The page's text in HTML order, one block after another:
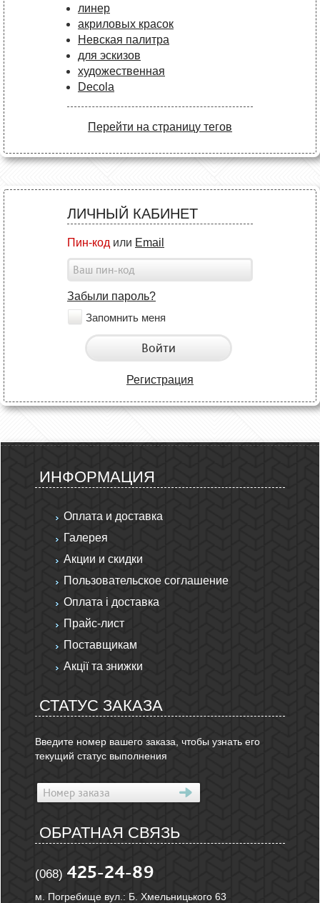
линер
акриловых красок
Невская палитра
для эскизов
художественная
Decola
Перейти на страницу тегов
ЛИЧНЫЙ КАБИНЕТ
Пин-код или Email
Забыли пароль?
Запомнить меня
Войти
Регистрация
ИНФОРМАЦИЯ
Оплата и доставка
Галерея
Акции и скидки
Пользовательское соглашение
Оплата і доставка
Прайс-лист
Поставщикам
Акції та знижки
СТАТУС ЗАКАЗА
Введите номер вашего заказа, чтобы узнать его
текущий статус выполнения
ОБРАТНАЯ СВЯЗЬ
(068) 425-24-89
м. Погребище вул.: Б. Хмельницького 63